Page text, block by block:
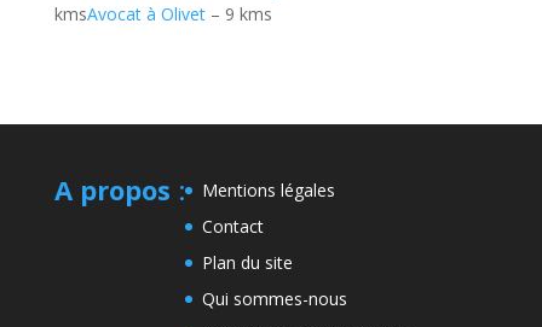
kmsAvocat à Olivet– 9 kms
A propos :
Mentions légales
Contact
Plan du site
Qui sommes-nous